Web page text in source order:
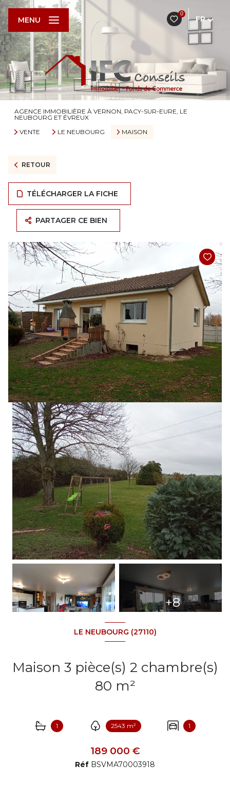
0
FR
MENU
AGENCE IMMOBILIÈRE À VERNON, PACY-SUR-EURE, LE
NEUBOURG ET ÉVREUX
VENTE
LE NEUBOURG MAISON
RETOUR
TÉLÉCHARGER LA FICHE
PARTAGER CE BIEN
+8
LE NEUBOURG (27110)
Maison 3 pièce(s) 2 chambre(s)
80 m²
1 2543 m² 1
189 000 €
Réf BSVMA70003918